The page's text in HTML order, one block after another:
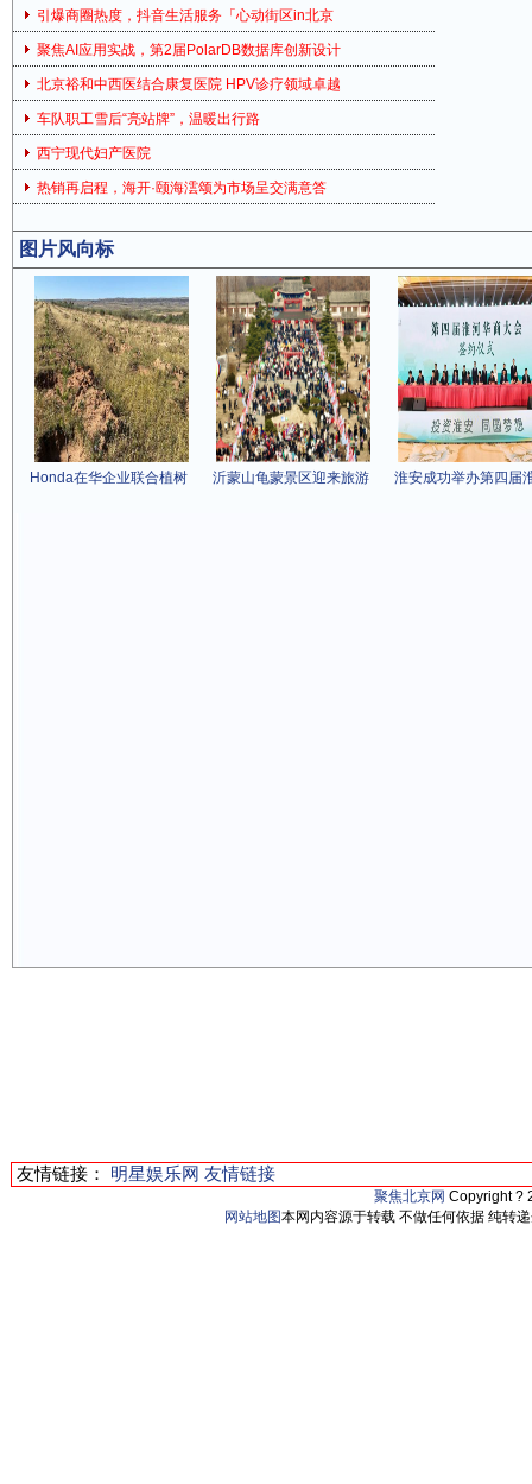
引爆商圈热度，抖音生活服务「心动街区in北京
聚焦AI应用实战，第2届PolarDB数据库创新设计
北京裕和中西医结合康复医院 HPV诊疗领域卓越
车队职工雪后“亮站牌”，温暖出行路
西宁现代妇产医院
热销再启程，海开·颐海澐颂为市场呈交满意答
图片风向标
Honda在华企业联合植树 沂蒙山龟蒙景区迎来旅游 淮安成功举办第四届
友情链接： 明星娱乐网 友情链接
聚焦北京网 Copyright ?
网站地图本网内容源于转载 不做任何依据 纯转